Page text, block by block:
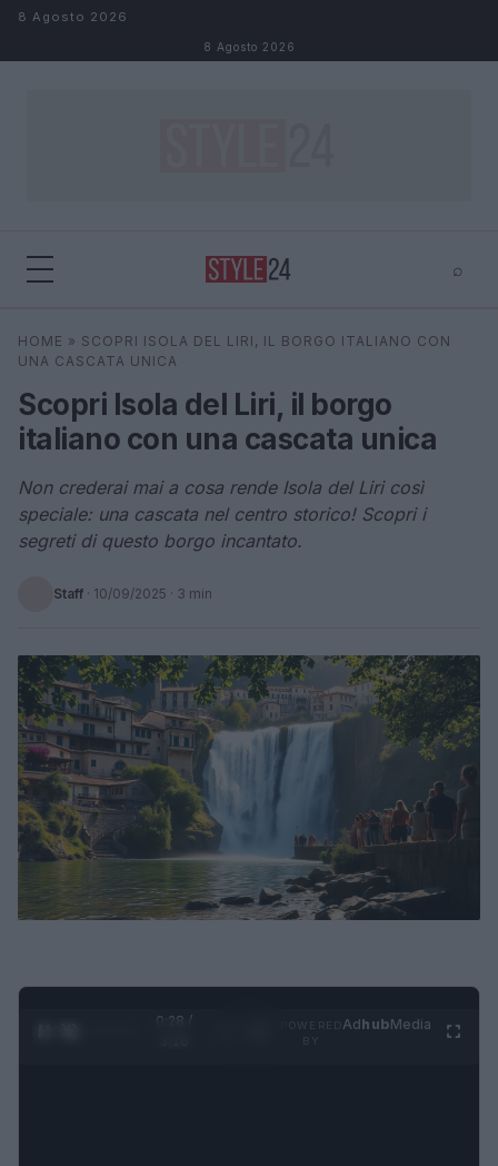
Salta al contenuto
8 Agosto 2026
8 Agosto 2026
⌕
Cerca ⌕
HOME » SCOPRI ISOLA DEL LIRI, IL BORGO ITALIANO CON
UNA CASCATA UNICA
Scopri Isola del Liri, il borgo
italiano con una cascata unica
Non crederai mai a cosa rende Isola del Liri così
speciale: una cascata nel centro storico! Scopri i
segreti di questo borgo incantato.
Staff · 10/09/2025 · 3 min
0:28 /
AdhubMedia